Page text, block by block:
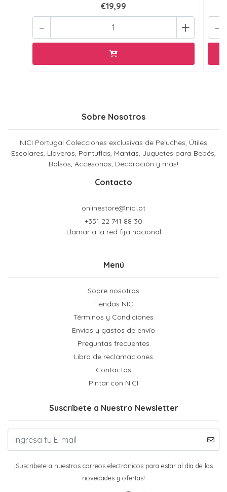
€19,99
+
- -
Sobre Nosotros
NICI Portugal Colecciones exclusivas de Peluches, Útiles
Escolares, Llaveros, Pantuflas, Mantas, Juguetes para Bebés,
Bolsos, Accesorios, Decoración y más!
Contacto
onlinestore@nici.pt
+351 22 741 88 30
Llamar a la red fija nacional
Menú
Sobre nosotros
Tiendas NICI
Términos y Condiciones
Envíos y gastos de envío
Preguntas frecuentes
Libro de reclamaciones
Contactos
Pintar con NICI
Suscríbete a Nuestro Newsletter
¡Suscríbete a nuestros correos electrónicos para estar al día de las
novedades y ofertas!